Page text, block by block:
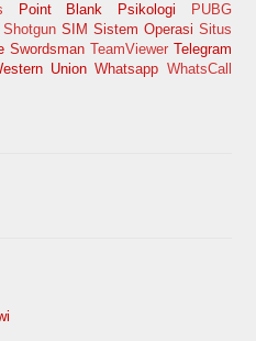
Point Blank Psikologi
PUBG
Shotgun SIM Sistem Operasi Situs
Swordsman TeamViewer Telegram
Union Whatsapp WhatsCall